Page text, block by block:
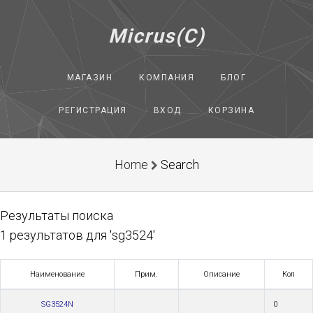
Micrus(C)
МАГАЗИН КОМПАНИЯ БЛОГ
РЕГИСТРАЦИЯ ВХОД КОРЗИНА
Home Search
Результаты поиска
1 результатов для 'sg3524'
Наименование Прим. Описание Кол
SG3524N 0